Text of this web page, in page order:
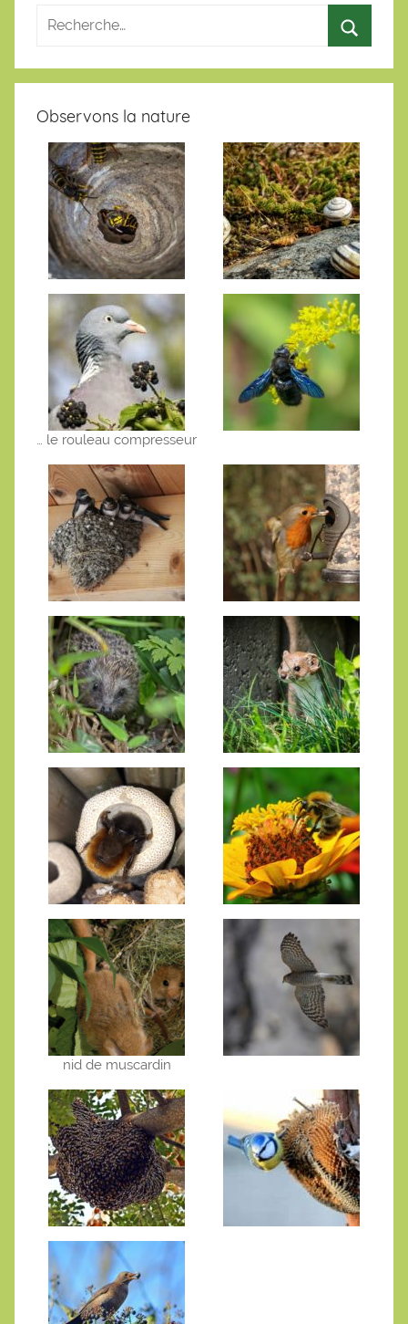
Observons la nature
… le rouleau compresseur
nid de muscardin